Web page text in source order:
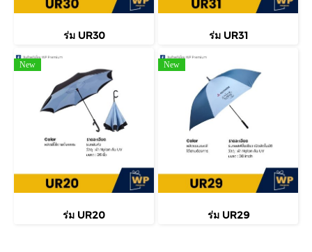
ร่ม UR30 ร่ม UR31
New
ร่ม UR20
New
ร่ม UR29